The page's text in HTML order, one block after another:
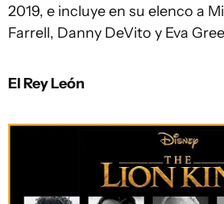
2019, e incluye en su elenco a
Farrell, Danny DeVito y Eva
El Rey León